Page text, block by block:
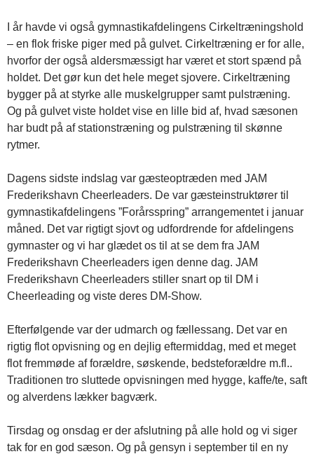
I år havde vi også gymnastikafdelingens Cirkeltræningshold
– en flok friske piger med på gulvet. Cirkeltræning er for alle,
hvorfor der også aldersmæssigt har været et stort spænd på
holdet. Det gør kun det hele meget sjovere. Cirkeltræning
bygger på at styrke alle muskelgrupper samt pulstræning.
Og på gulvet viste holdet vise en lille bid af, hvad sæsonen
har budt på af stationstræning og pulstræning til skønne
rytmer.
Dagens sidste indslag var gæsteoptræden med JAM
Frederikshavn Cheerleaders. De var gæsteinstruktører til
gymnastikafdelingens ”Forårsspring” arrangementet i januar
måned. Det var rigtigt sjovt og udfordrende for afdelingens
gymnaster og vi har glædet os til at se dem fra JAM
Frederikshavn Cheerleaders igen denne dag. JAM
Frederikshavn Cheerleaders stiller snart op til DM i
Cheerleading og viste deres DM-Show.
Efterfølgende var der udmarch og fællessang. Det var en
rigtig flot opvisning og en dejlig eftermiddag, med et meget
flot fremmøde af forældre, søskende, bedsteforældre m.fl..
Traditionen tro sluttede opvisningen med hygge, kaffe/te, saft
og alverdens lækker bagværk.
Tirsdag og onsdag er der afslutning på alle hold og vi siger
tak for en god sæson. Og på gensyn i september til en ny